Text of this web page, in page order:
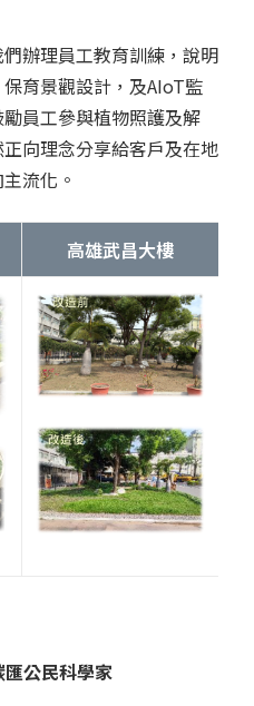
辦理員工教育訓練，說明
育景觀設計，及AIoT監
員工參與植物照護及解
向理念分享給客戶及在地
流化。
高雄武昌大樓
匯公民科學家